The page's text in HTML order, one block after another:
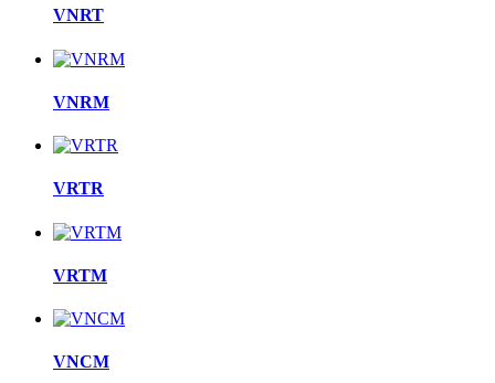
VNRT
VNRM
VRTR
VRTM
VNCM